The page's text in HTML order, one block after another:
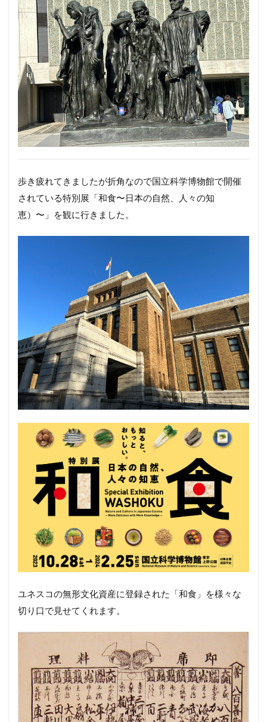
歩き疲れてきましたが折角なので国立科学博物館で開催
されている特別展「和食〜日本の自然、人々の知
恵）〜」を観に行きました。
ユネスコの無形文化資産に登録された「和食」を様々な
切り口で見せてくれます。